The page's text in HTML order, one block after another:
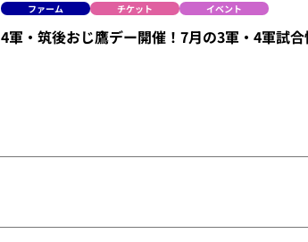
ファーム チケット イベント
4軍・筑後おじ鷹デー開催！7月の3軍・4軍試